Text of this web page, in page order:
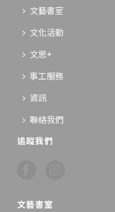
文藝書室
文化活動
文思+
事工服務
資訊
聯絡我們
追蹤我們
文藝書室